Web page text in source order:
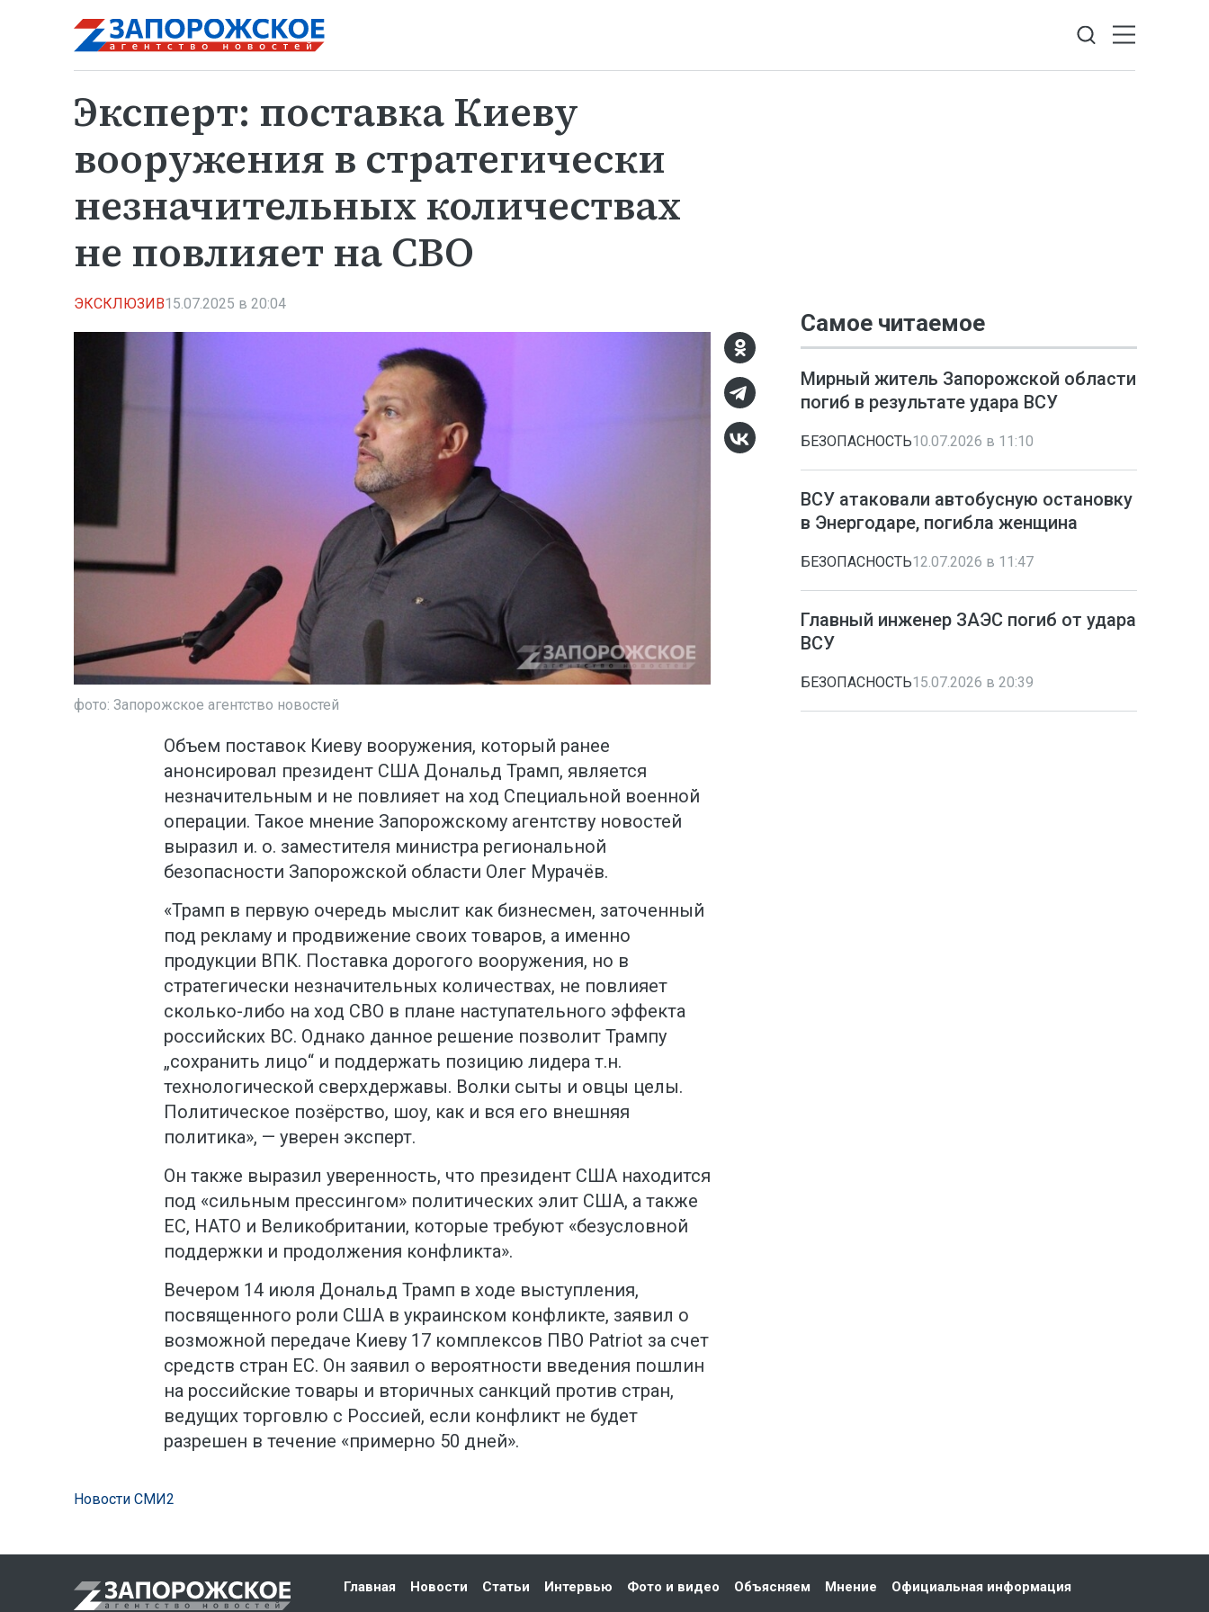
Эксперт: поставка Киеву
вооружения в стратегически
незначительных количествах
не повлияет на СВО
ЭКСКЛЮЗИВ15.07.2025 в 20:04
фото: Запорожское агентство новостей
Объем поставок Киеву вооружения, который ранее
анонсировал президент США Дональд Трамп, является
незначительным и не повлияет на ход Специальной военной
операции. Такое мнение Запорожскому агентству новостей
выразил и. о. заместителя министра региональной
безопасности Запорожской области Олег Мурачёв.
«Трамп в первую очередь мыслит как бизнесмен, заточенный
под рекламу и продвижение своих товаров, а именно
продукции ВПК. Поставка дорогого вооружения, но в
стратегически незначительных количествах, не повлияет
сколько-либо на ход СВО в плане наступательного эффекта
российских ВС. Однако данное решение позволит Трампу
„сохранить лицо“ и поддержать позицию лидера т.н.
технологической сверхдержавы. Волки сыты и овцы целы.
Политическое позёрство, шоу, как и вся его внешняя
политика», — уверен эксперт.
Он также выразил уверенность, что президент США находится
под «сильным прессингом» политических элит США, а также
ЕС, НАТО и Великобритании, которые требуют «безусловной
поддержки и продолжения конфликта».
Вечером 14 июля Дональд Трамп в ходе выступления,
посвященного роли США в украинском конфликте, заявил о
возможной передаче Киеву 17 комплексов ПВО Patriot за счет
средств стран ЕС. Он заявил о вероятности введения пошлин
на российские товары и вторичных санкций против стран,
ведущих торговлю с Россией, если конфликт не будет
разрешен в течение «примерно 50 дней».
Самое читаемое
Мирный житель Запорожской области
погиб в результате удара ВСУ
БЕЗОПАСНОСТЬ10.07.2026 в 11:10
ВСУ атаковали автобусную остановку
в Энергодаре, погибла женщина
БЕЗОПАСНОСТЬ12.07.2026 в 11:47
Главный инженер ЗАЭС погиб от удара
ВСУ
БЕЗОПАСНОСТЬ15.07.2026 в 20:39
Новости СМИ2
Главная Новости Статьи Интервью Фото и видео Объясняем Мнение Официальная информация